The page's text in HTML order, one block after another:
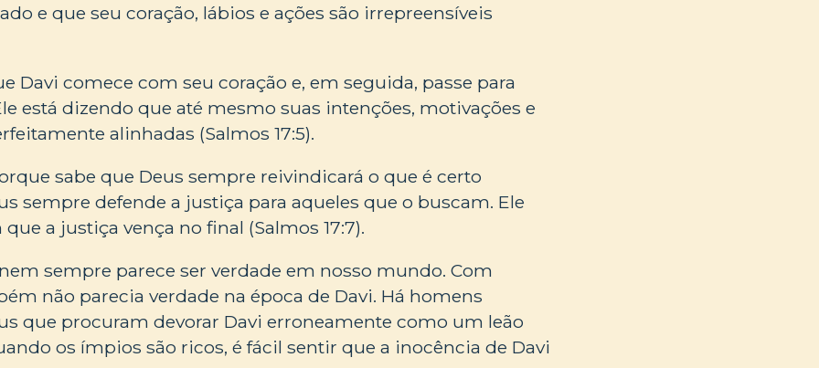
e que seu coração, lábios e ações são irrepreensíveis
Davi comece com seu coração e, em seguida, passe para
está dizendo que até mesmo suas intenções, motivações e
alinhadas (Salmos 17:5).
sabe que Deus sempre reivindicará o que é certo
sempre defende a justiça para aqueles que o buscam. Ele
a justiça vença no final (Salmos 17:7).
sempre parece ser verdade em nosso mundo. Com
não parecia verdade na época de Davi. Há homens
que procuram devorar Davi erroneamente como um leão
os ímpios são ricos, é fácil sentir que a inocência de Davi